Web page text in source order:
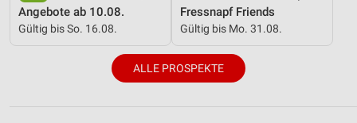
Angebote ab 10.08.
Gültig bis So. 16.08.
Fressnapf Friends
Gültig bis Mo. 31.08.
ALLE PROSPEKTE